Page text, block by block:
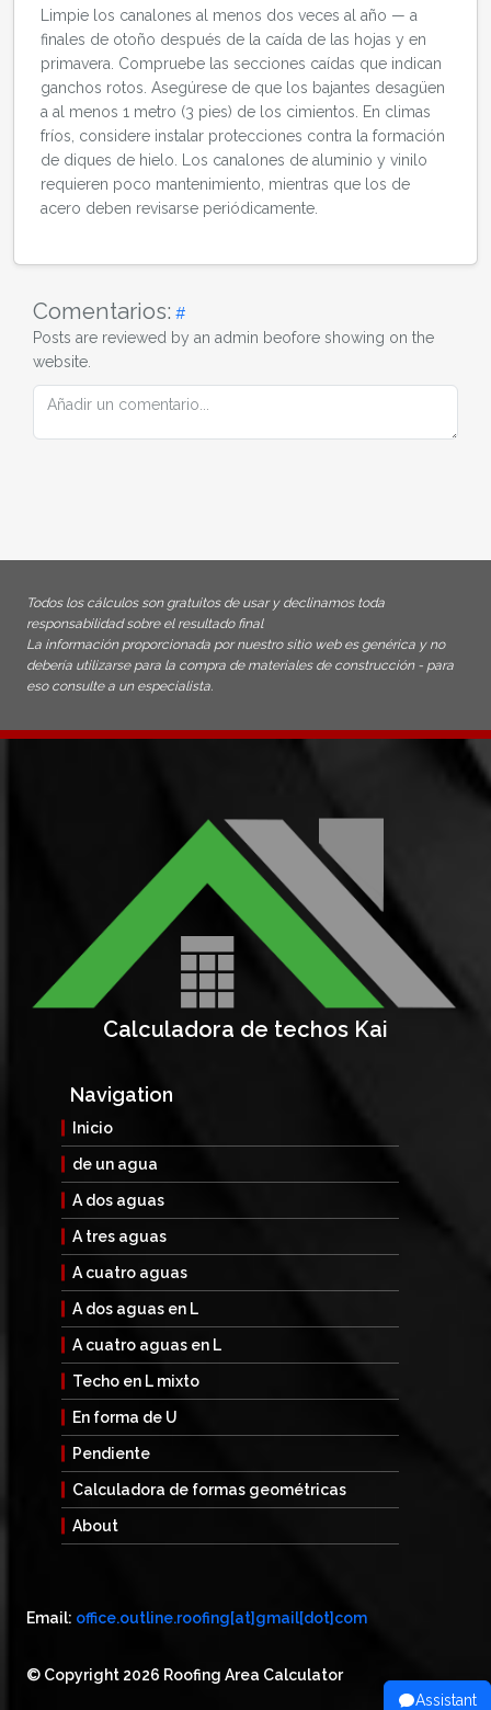
Limpie los canalones al menos dos veces al año — a
finales de otoño después de la caída de las hojas y en
primavera. Compruebe las secciones caídas que indican
ganchos rotos. Asegúrese de que los bajantes desagüen
a al menos 1 metro (3 pies) de los cimientos. En climas
fríos, considere instalar protecciones contra la formación
de diques de hielo. Los canalones de aluminio y vinilo
requieren poco mantenimiento, mientras que los de
acero deben revisarse periódicamente.
Comentarios: #
Posts are reviewed by an admin beofore showing on the
website.
Todos los cálculos son gratuitos de usar y declinamos toda
responsabilidad sobre el resultado final
La información proporcionada por nuestro sitio web es genérica y no
debería utilizarse para la compra de materiales de construcción - para
eso consulte a un especialista.
Calculadora de techos Kai
Navigation
Inicio
de un agua
A dos aguas
A tres aguas
A cuatro aguas
A dos aguas en L
A cuatro aguas en L
Techo en L mixto
En forma de U
Pendiente
Calculadora de formas geométricas
About
Email: office.outline.roofing[at]gmail[dot]com
© Copyright 2026 Roofing Area Calculator
Assistant